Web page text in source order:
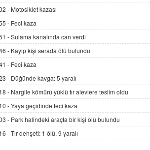
ADEM AKÖL
Esed Destekçilerinin Yüzüne Vurulan
Şamar: Sednaya
11.12.2024 12:30
DR. EKREM ASLAN
Gerçek Ne, Algı Ne? "Beraber
Yürüyoruz" Cümlesinin Peşinden
19.07.2025 12:45
GÖNÜL MENEKŞE
Şifacının Yolu
04.11.2025 12:56
- Motosiklet kazası
- Feci kaza
-Sulama kanalında can verdi
- Kayıp kişi serada ölü bulundu
- Feci kaza
- Düğünde kavga: 5 yaralı
- Nargile kömürü yüklü tır alevlere teslim oldu
-Yaya geçidinde feci kaza
- Park halindeki araçta bir kişi ölü bulundu
-Tır dehşeti: 1 ölü, 9 yaralı